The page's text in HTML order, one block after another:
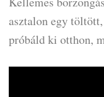
asztalon egy
próbáld ki otthon,